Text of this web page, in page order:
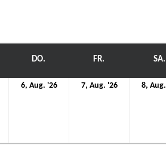
DO. DONNERSTAGFR. SA.
6, Aug. '266.
7, Aug. '267.
8,